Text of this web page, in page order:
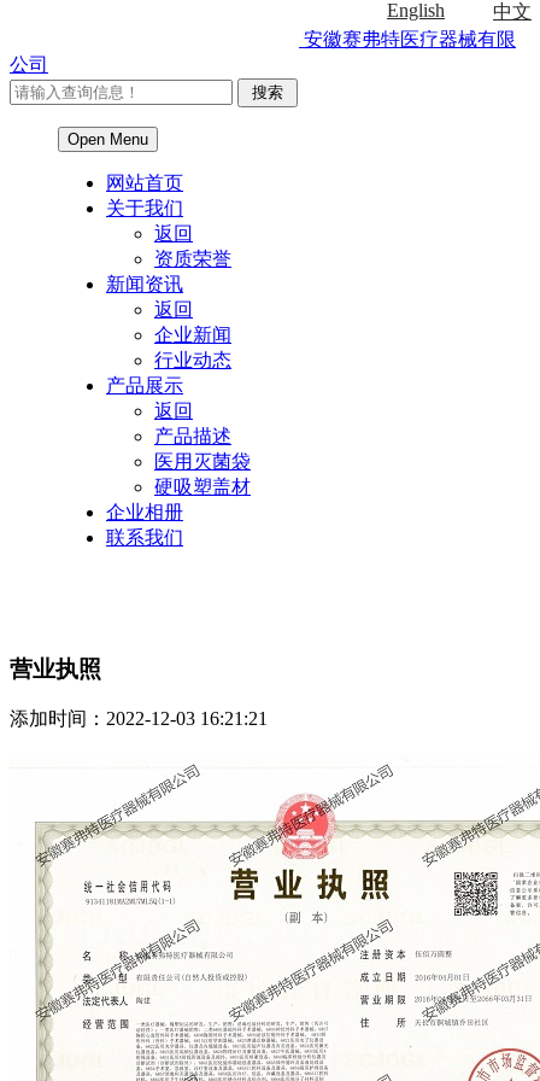
安徽赛弗特医疗器械有限
公司
Open Menu
网站首页
关于我们
返回
资质荣誉
新闻资讯
返回
企业新闻
行业动态
产品展示
返回
产品描述
医用灭菌袋
硬吸塑盖材
企业相册
联系我们
营业执照
添加时间：2022-12-03 16:21:21
中文
English